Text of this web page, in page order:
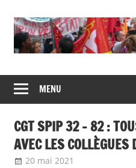
de
syndicats
CGT
insertion
probation
MENU
CGT SPIP 32 – 82 :
AVEC LES COLLÈGUES
20 mai 2021